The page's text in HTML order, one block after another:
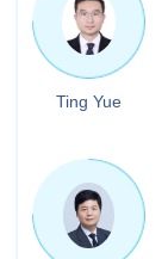
Ting Yue